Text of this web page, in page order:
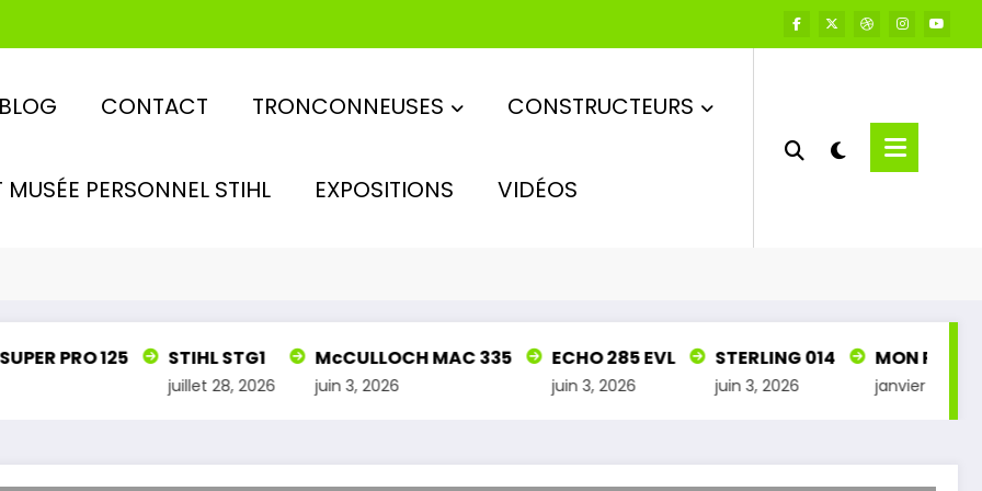
BLOG CONTACT TRONCONNEUSES CONSTRUCTEURS
PERSONNEL STIHL EXPOSITIONS VIDÉOS
PRO 125 STIHL STG1
juillet 28, 2026
McCULLOCH MAC 335
juin 3, 2026
ECHO 285 EVL
juin 3, 2026
STERLING 014
juin 3, 2026
MON PETIT
janvier 28, 2026